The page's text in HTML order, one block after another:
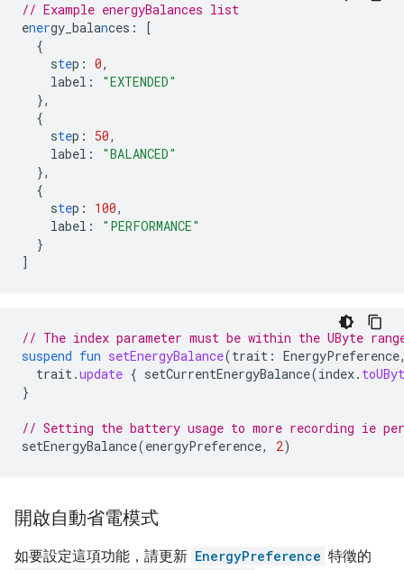
// Example energyBalances list
energy_balances :
[
{
step : 0,
label :
"EXTENDED"
},
{
step : 50,
label :
"BALANCED"
},
{
step : 100,
label :
"PERFORMANCE"
}
]
// The index parameter must be within the UByte
suspend fun setEnergyBalance(trait : EnergyPreference
trait.update { setCurrentEnergyBalance(index.
}
// Setting the battery usage to more recording ie
setEnergyBalance(energyPreference, 2)
開啟自動省電模式
如要設定這項功能，請更新 EnergyPreference 特徵的